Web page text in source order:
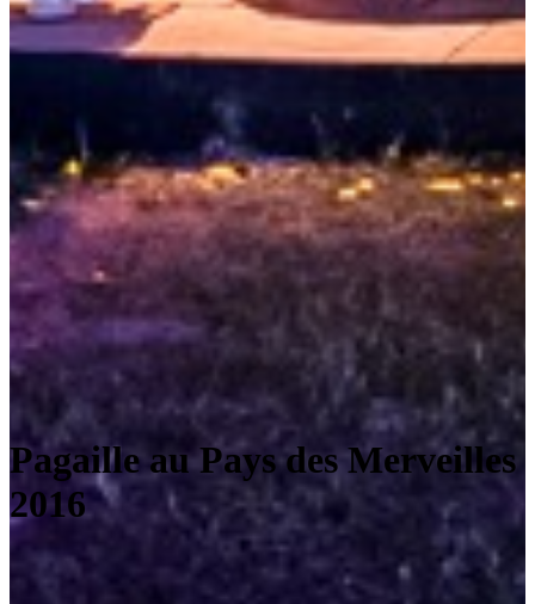
Pagaille au Pays des Merveilles
2016